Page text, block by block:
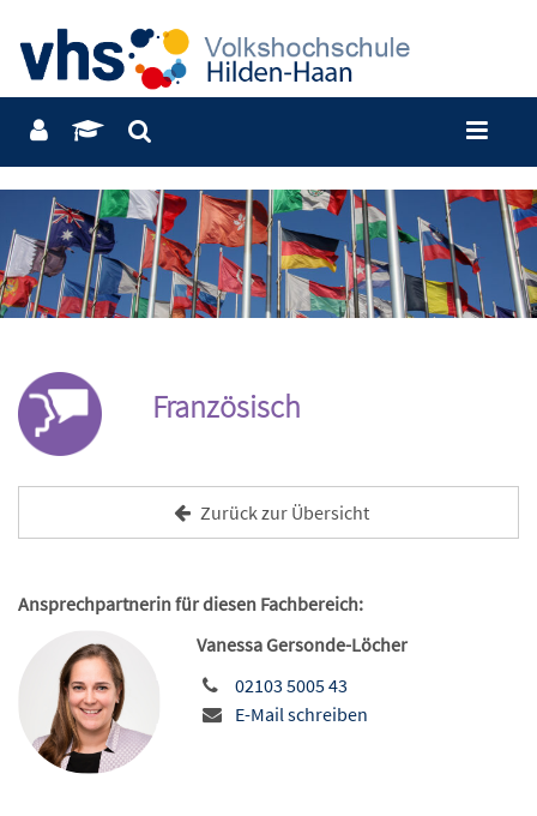
Französisch
Zurück zur Übersicht
Ansprechpartnerin für diesen Fachbereich:
Vanessa Gersonde-Löcher
02103 5005 43
E-Mail schreiben